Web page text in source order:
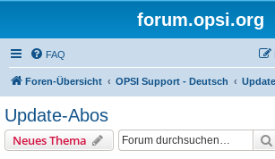
forum.opsi.org
FAQ
Foren-Übersicht OPSI Support - Deutsch
Update-Abos
Neues Thema